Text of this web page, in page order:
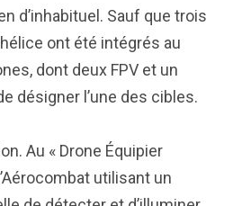
d’inhabituel. Sauf que trois
ont été intégrés au
dont deux FPV et un
désigner l’une des cibles.
Au « Drone Équipier
utilisant un